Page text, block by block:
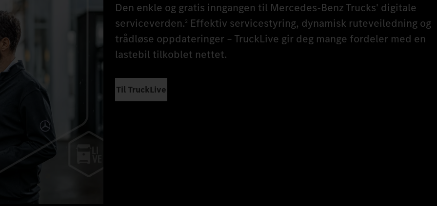
Den enkle og gratis inngangen til Mercedes‑Benz Trucks' digitale
serviceverden.2 Effektiv servicestyring, dynamisk ruteveiledning og
trådløse oppdateringer – TruckLive gir deg mange fordeler med en
lastebil tilkoblet nettet.
Til TruckLive